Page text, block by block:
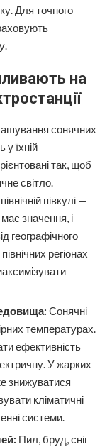
Для точного
на
сонячних
у їхній
так, щоб
світло.
півкулі —
значення, і
географічного
регіонах
Сонячні
температурах.
ефективність
У жарких
знижуватися
кліматичні
системи.
Пил, бруд, сніг